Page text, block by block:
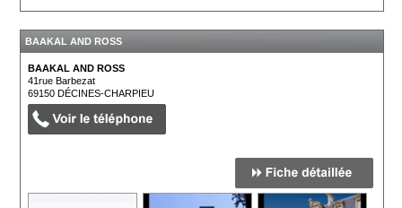
BAAKAL AND ROSS
BAAKAL AND ROSS
41rue Barbezat
69150DÉCINES-CHARPIEU